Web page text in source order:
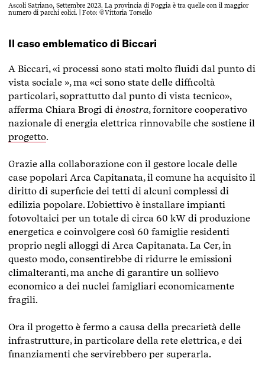
Ascoli Satriano, Settembre 2023. La provincia di Foggia è tra quelle con il maggior
numero di parchi eolici. | Foto: ©Vittoria Torsello
Il caso emblematico di Biccari
A Biccari, «i processi sono stati molto fluidi dal punto di
vista sociale », ma «ci sono state delle difficoltà
particolari, soprattutto dal punto di vista tecnico»,
afferma Chiara Brogi di ènostra, fornitore cooperativo
nazionale di energia elettrica rinnovabile che sostiene il
progetto.
Grazie alla collaborazione con il gestore locale delle
case popolari Arca Capitanata, il comune ha acquisito il
diritto di superficie dei tetti di alcuni complessi di
edilizia popolare. L’obiettivo è installare impianti
fotovoltaici per un totale di circa 60 kW di produzione
energetica e coinvolgere così 60 famiglie residenti
proprio negli alloggi di Arca Capitanata. La Cer, in
questo modo, consentirebbe di ridurre le emissioni
climalteranti, ma anche di garantire un sollievo
economico a dei nuclei famigliari economicamente
fragili.
Ora il progetto è fermo a causa della precarietà delle
infrastrutture, in particolare della rete elettrica, e dei
finanziamenti che servirebbero per superarla.